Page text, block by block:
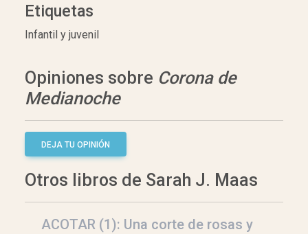
Etiquetas
Infantil y juvenil
Opiniones sobre Corona de
Medianoche
DEJA TU OPINIÓN
Otros libros de Sarah J. Maas
ACOTAR (1): Una corte de rosas y